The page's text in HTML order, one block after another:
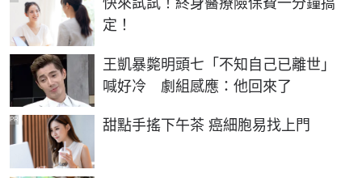
快來試試！終身醫療險保費一分鐘搞
定！
王凱暴斃明頭七「不知自己已離世」
喊好冷 劇組感應：他回來了
甜點手搖下午茶 癌細胞易找上門
PR